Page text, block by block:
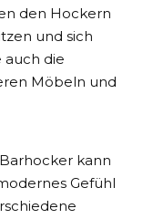
den Hockern
und sich
auch die
Möbeln und
kann
Gefühl